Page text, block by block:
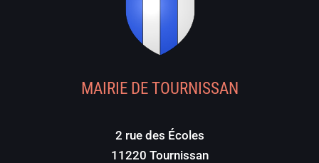
MAIRIE DE TOURNISSAN
2 rue des Écoles
11220 Tournissan